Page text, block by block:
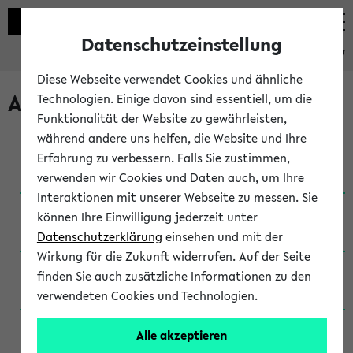
eKVV
Archivierte Studiengänge
Anglistik: British and American Studies / B.A.
(Einschreibung bis WiSe 16/17)
Anglistik: British and American Studies / B.A.
(Einschreibung bis SoSe 2015)
Anglistik: British and American Studies / B.A.
(Einschreibung bis SoSe 2013)
Anglistik: British and American Studies / Ba
(Einschreibung bis SoSe 2011)
Datenschutzeinstellung
Diese Webseite verwendet Cookies und ähnliche
Technologien. Einige davon sind essentiell, um die
Funktionalität der Website zu gewährleisten,
während andere uns helfen, die Website und Ihre
Erfahrung zu verbessern. Falls Sie zustimmen,
verwenden wir Cookies und Daten auch, um Ihre
Interaktionen mit unserer Webseite zu messen. Sie
können Ihre Einwilligung jederzeit unter
Datenschutzerklärung einsehen und mit der
Wirkung für die Zukunft widerrufen. Auf der Seite
finden Sie auch zusätzliche Informationen zu den
verwendeten Cookies und Technologien.
Alle akzeptieren